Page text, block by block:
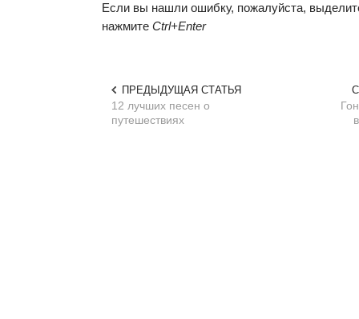
Если вы нашли ошибку, пожалуйста,
нажмите Ctrl+Enter
ПРЕДЫДУЩАЯ СТАТЬЯ
12 лучших песен о
путешествиях